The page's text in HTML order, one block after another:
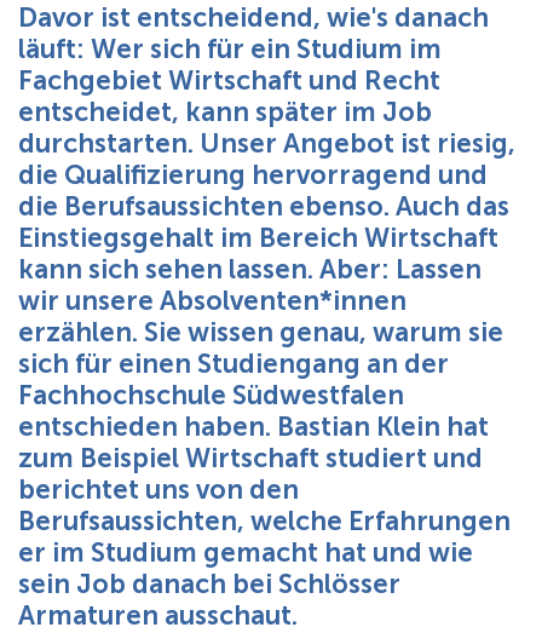
Davor ist entscheidend, wie's danach
läuft: Wer sich für ein Studium im
Fachgebiet Wirtschaft und Recht
entscheidet, kann später im Job
durchstarten. Unser Angebot ist riesig,
die Qualifizierung hervorragend und
die Berufsaussichten ebenso. Auch das
Einstiegsgehalt im Bereich Wirtschaft
kann sich sehen lassen. Aber: Lassen
wir unsere Absolventen*innen
erzählen. Sie wissen genau, warum sie
sich für einen Studiengang an der
Fachhochschule Südwestfalen
entschieden haben. Bastian Klein hat
zum Beispiel Wirtschaft studiert und
berichtet uns von den
Berufsaussichten, welche Erfahrungen
er im Studium gemacht hat und wie
sein Job danach bei Schlösser
Armaturen ausschaut.